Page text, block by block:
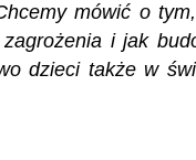
mówić o
i jak
dzieci także w